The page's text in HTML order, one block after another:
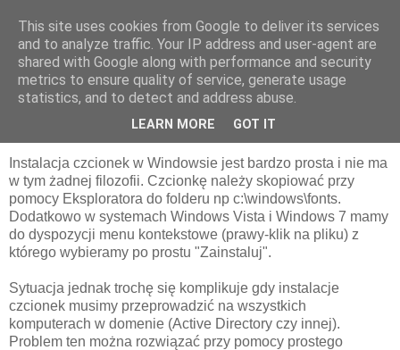
adrb
czwartek, 4 listopada 2010
VBS i instalacja czcionek
Instalacja czcionek w Windowsie jest bardzo prosta i nie ma
w tym żadnej filozofii. Czcionkę należy skopiować przy
pomocy Eksploratora do folderu np c:\windows\fonts.
Dodatkowo w systemach Windows Vista i Windows 7 mamy
do dyspozycji menu kontekstowe (prawy-klik na pliku) z
którego wybieramy po prostu "Zainstaluj".
Sytuacja jednak trochę się komplikuje gdy instalacje
czcionek musimy przeprowadzić na wszystkich
komputerach w domenie (Active Directory czy innej).
Problem ten można rozwiązać przy pomocy prostego
This site uses cookies from Google to deliver its services
and to analyze traffic. Your IP address and user-agent are
shared with Google along with performance and security
metrics to ensure quality of service, generate usage
statistics, and to detect and address abuse.
LEARN MORE GOT IT